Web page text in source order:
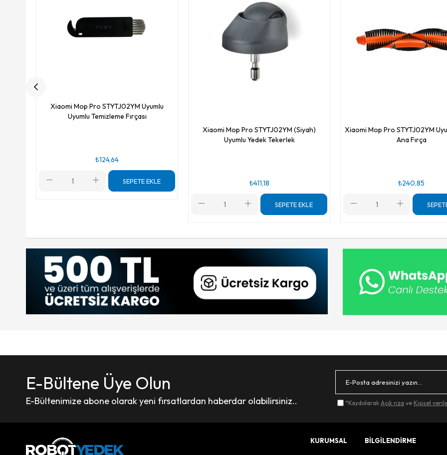
Xiaomi Mop Pro STYTJ02YM Uyumlu
Uyumlu Temizleme Fırçası
₺124,64
SEPETE EKLE
Xiaomi Mop Pro STYTJ02YM (Siyah)
Uyumlu Yedek Tekerlek
₺411,18
SEPETE EKLE
Xiaomi Mop Pro STYTJ02YM
Ana Fırça
₺240,85
E-Bültene Üye Olun
E-Bültenimize abone olarak yeni fırsatlardan haberdar olabilirsiniz.. *Kaydolarak Açık rıza ve Kişisel
KURUMSAL BİLGİLENDİRME